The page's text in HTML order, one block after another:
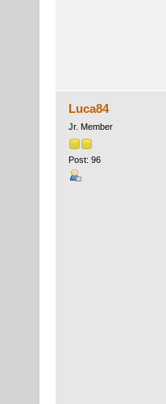
Luca84
Jr. Member
Post: 96